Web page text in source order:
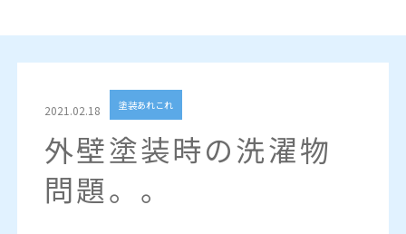
2021.02.18 塗装あれこれ
外壁塗装時の洗濯物
問題。。